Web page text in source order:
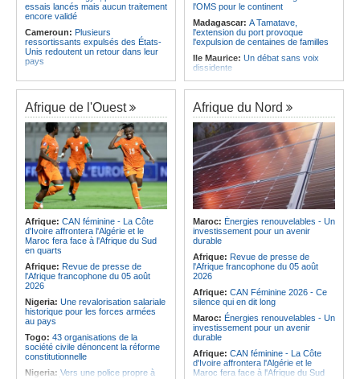
essais lancés mais aucun traitement
encore validé
Cameroun: Plusieurs
ressortissants expulsés des États-
Unis redoutent un retour dans leur
pays
Cameroun:Une campagne de
sensibilisation menée dans les
aéroports contre le trafic d'espèces
protégées
Congo-Kinshasa:« L'épidémie
d'Ebola ne montre aucun signe de
ralentissement »
Centrafrique:Reprise des
audiences criminelles après
plusieurs mois de retard
Congo-Kinshasa:Où en est le
projet d'échange de prisonniers
entre Kinshasa et l'AFC/M23?
Centrafrique:Incident au pays -
Les FACA récupèrent des armes
l'OMS pour le continent
Madagascar: A Tamatave,
l'extension du port provoque
l'expulsion de centaines de familles
Ile Maurice: Un débat sans voix
dissidente
Ile Maurice:Révision des frais de la
FSC - La crainte d'un coup de froid
sur la compétitivité
Ile Maurice:Fayzal Ally Beegun
dénonce des interpellations «sans
dignité»
Ile Maurice:Migration - Le pays
face au défi de la main-d'oeuvre de
demain
Ile Maurice:Plus d'émissions,
moins d'eau, toujours accro aux
fossiles - Le bilan climatique dans le
rouge
Ile Maurice:Le pays et l'Arabie
saoudite renforcent leur coopération
Afrique de l'Ouest
Afrique: CAN féminine - La Côte
d'Ivoire affrontera l'Algérie et le
Maroc fera face à l'Afrique du Sud
en quarts
Afrique: Revue de presse de
l'Afrique francophone du 05 août
2026
Nigeria: Une revalorisation salariale
historique pour les forces armées
au pays
Togo: 43 organisations de la
société civile dénoncent la réforme
constitutionnelle
Nigeria: Vers une police propre à
Afrique du Nord
Maroc: Énergies renouvelables - Un
investissement pour un avenir
durable
Afrique: Revue de presse de
l'Afrique francophone du 05 août
2026
Afrique: CAN Féminine 2026 - Ce
silence qui en dit long
Maroc: Énergies renouvelables - Un
investissement pour un avenir
durable
Afrique: CAN féminine - La Côte
d'Ivoire affrontera l'Algérie et le
Maroc fera face à l'Afrique du Sud